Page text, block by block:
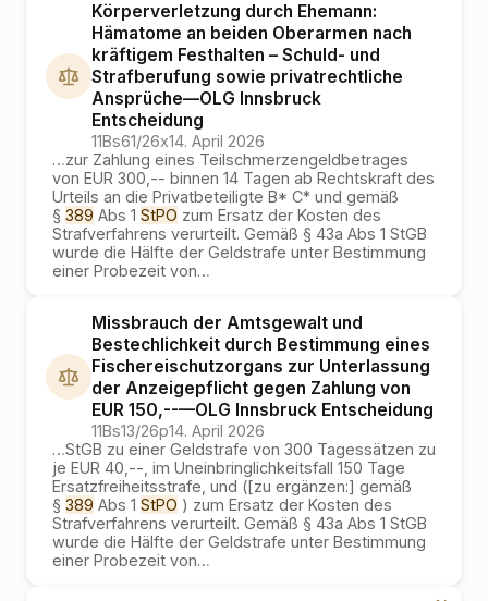
Körperverletzung durch Ehemann:
Hämatome an beiden Oberarmen nach
kräftigem Festhalten – Schuld- und
Strafberufung sowie privatrechtliche
Ansprüche—OLG Innsbruck
Entscheidung
11Bs61/26x14. April 2026
…zur Zahlung eines Teilschmerzengeldbetrages
von EUR 300,-- binnen 14 Tagen ab Rechtskraft des
Urteils an die Privatbeteiligte B* C* und gemäß
§ 389 Abs 1 StPO zum Ersatz der Kosten des
Strafverfahrens verurteilt. Gemäß § 43a Abs 1 StGB
wurde die Hälfte der Geldstrafe unter Bestimmung
einer Probezeit von…
Missbrauch der Amtsgewalt und
Bestechlichkeit durch Bestimmung eines
Fischereischutzorgans zur Unterlassung
der Anzeigepflicht gegen Zahlung von
EUR 150,--—OLG Innsbruck Entscheidung
11Bs13/26p14. April 2026
…StGB zu einer Geldstrafe von 300 Tagessätzen zu
je EUR 40,--, im Uneinbringlichkeitsfall 150 Tage
Ersatzfreiheitsstrafe, und ([zu ergänzen:] gemäß
§ 389 Abs 1 StPO ) zum Ersatz der Kosten des
Strafverfahrens verurteilt. Gemäß § 43a Abs 1 StGB
wurde die Hälfte der Geldstrafe unter Bestimmung
einer Probezeit von…